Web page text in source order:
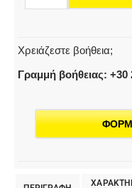
Χρειάζεστε βοήθεια;
Γραμμή βοήθειας: +30